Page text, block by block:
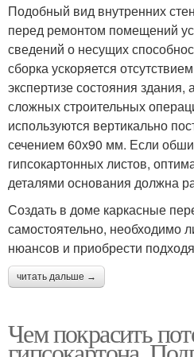
Подобный вид внутренних
перед ремонтом помещений
сведений о несущих
сборка ускоряется
экспертизе состояния
сложных строительных
используются вертикально
сечением 60х90 мм. Если
гипсокартонных листов,
деталями основания должна
Создать в доме каркасные
самостоятельно, необходимо
нюансов и приобрести
читать дальше →
Чем покрасить